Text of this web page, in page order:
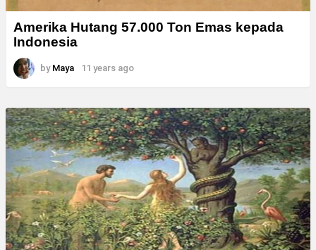
Amerika Hutang 57.000 Ton Emas kepada
Indonesia
by Maya 11 years ago